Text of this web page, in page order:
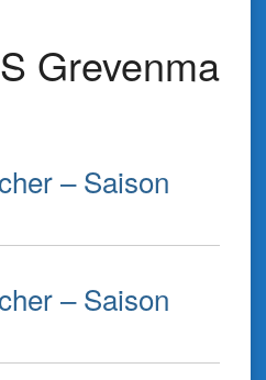
– Saison
– Saison